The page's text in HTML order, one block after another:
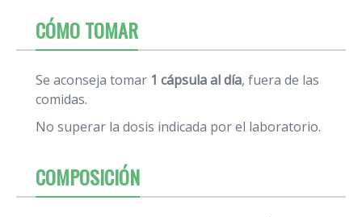
CÓMO TOMAR
Se aconseja tomar 1 cápsula al día, fuera de las
comidas.
No superar la dosis indicada por el laboratorio.
COMPOSICIÓN